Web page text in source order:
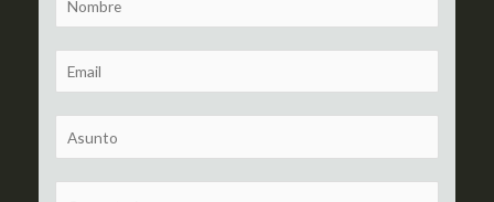
a
m
m
a
u
b